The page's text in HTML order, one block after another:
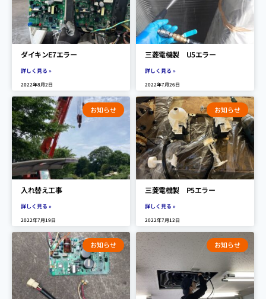
ダイキンE7エラー
詳しく見る »
2022年8月2日
三菱電機製 U5エラー
詳しく見る »
2022年7月26日
お知らせ
入れ替え工事
詳しく見る »
2022年7月19日
お知らせ
三菱電機製 P5エラー
詳しく見る »
2022年7月12日
お知らせ お知らせ